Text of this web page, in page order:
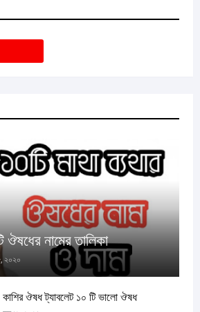
ঔষধের নামের তালিকা
২০২০
কাশির ঔষধ ট্যাবলেট ১০ টি ভালো ঔষধ